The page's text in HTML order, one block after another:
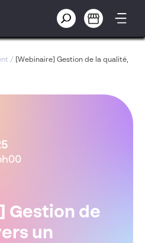
/
[Webinaire] Gestion de la qualité,
Gestion de
un